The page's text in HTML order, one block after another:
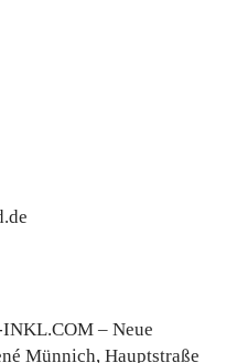
– Neue
Münnich, Hauptstraße